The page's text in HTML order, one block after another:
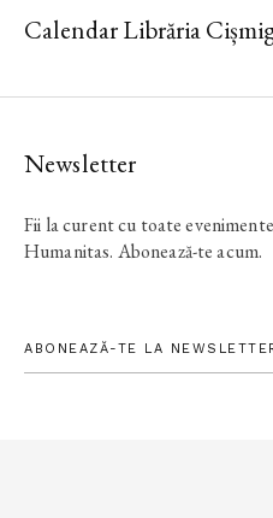
Calendar Librăria
Newsletter
Fii la curent cu toate
Humanitas. Abonează-te acum.
ABONEAZĂ-TE LA